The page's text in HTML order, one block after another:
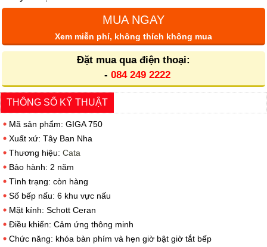
MUA NGAY
Xem miễn phí, không thích không mua
Đặt mua qua điện thoại:
- 084 249 2222
THÔNG SỐ KỸ THUẬT
Mã sản phẩm: GIGA 750
Xuất xứ: Tây Ban Nha
Thương hiệu: Cata
Bảo hành: 2 năm
Tình trạng: còn hàng
Số bếp nấu: 6 khu vực nấu
Mặt kính: Schott Ceran
Điều khiển: Cảm ứng thông minh
Chức năng: khóa bàn phím và hẹn giờ bật giờ tắt bếp